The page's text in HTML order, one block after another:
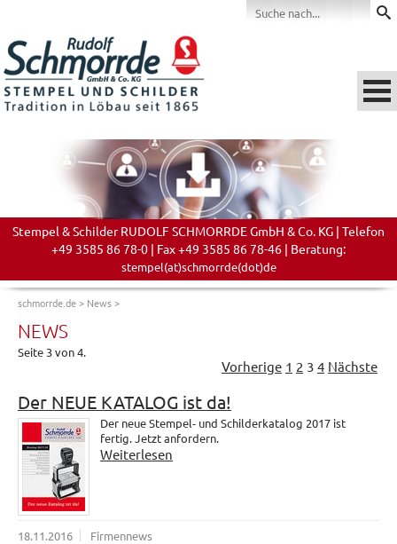
Stempel & Schilder RUDOLF SCHMORRDE GmbH & Co. KG | Telefon
+49 3585 86 78-0 | Fax +49 3585 86 78-46 | Beratung:
stempel(at)schmorrde(dot)de
schmorrde.de> News>
NEWS
Seite 3 von 4.
Vorherige 1 2 3 4 Nächste
Der NEUE KATALOG ist da!
Der neue Stempel- und Schilderkatalog 2017 ist
fertig. Jetzt anfordern.
Weiterlesen
18.11.2016 Firmennews